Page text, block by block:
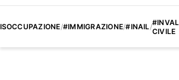
/#IMMIGRAZIONE/#INAIL/CIVILE